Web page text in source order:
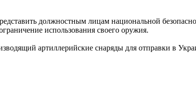
должностным лицам национальной
использования своего оружия.
артиллерийские снаряды для отправки в